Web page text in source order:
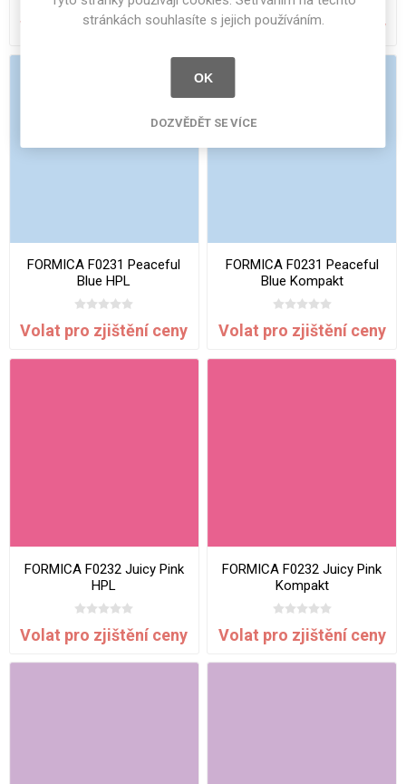
Volat pro zjištění ceny Volat pro zjištění ceny
FORMICA F0231 Peaceful
Blue HPL
Volat pro zjištění ceny
FORMICA F0231 Peaceful
Blue Kompakt
Volat pro zjištění ceny
FORMICA F0232 Juicy Pink
HPL
Volat pro zjištění ceny
FORMICA F0232 Juicy Pink
Kompakt
Volat pro zjištění ceny
stránkách souhlasíte s jejich používáním.
OK
DOZVĚDĚT SE VÍCE